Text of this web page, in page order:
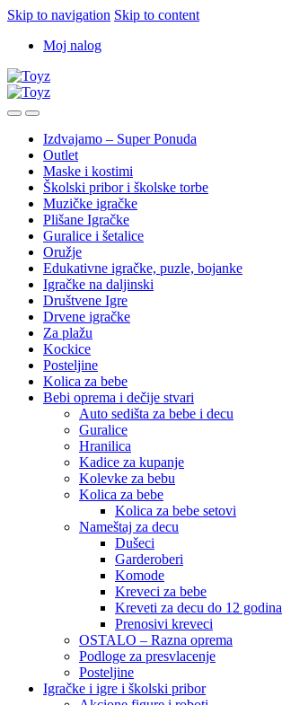
Skip to navigation Skip to content
Moj nalog
Izdvajamo – Super Ponuda
Outlet
Maske i kostimi
Školski pribor i školske torbe
Muzičke igračke
Plišane Igračke
Guralice i šetalice
Oružje
Edukativne igračke, puzle, bojanke
Igračke na daljinski
Društvene Igre
Drvene igračke
Za plažu
Kockice
Posteljine
Kolica za bebe
Bebi oprema i dečije stvari
Auto sedišta za bebe i decu
Guralice
Hranilica
Kadice za kupanje
Kolevke za bebu
Kolica za bebe
Kolica za bebe setovi
Nameštaj za decu
Dušeci
Garderoberi
Komode
Kreveci za bebe
Kreveti za decu do 12 godina
Prenosivi kreveci
OSTALO – Razna oprema
Podloge za presvlacenje
Posteljine
Igračke i igre i školski pribor